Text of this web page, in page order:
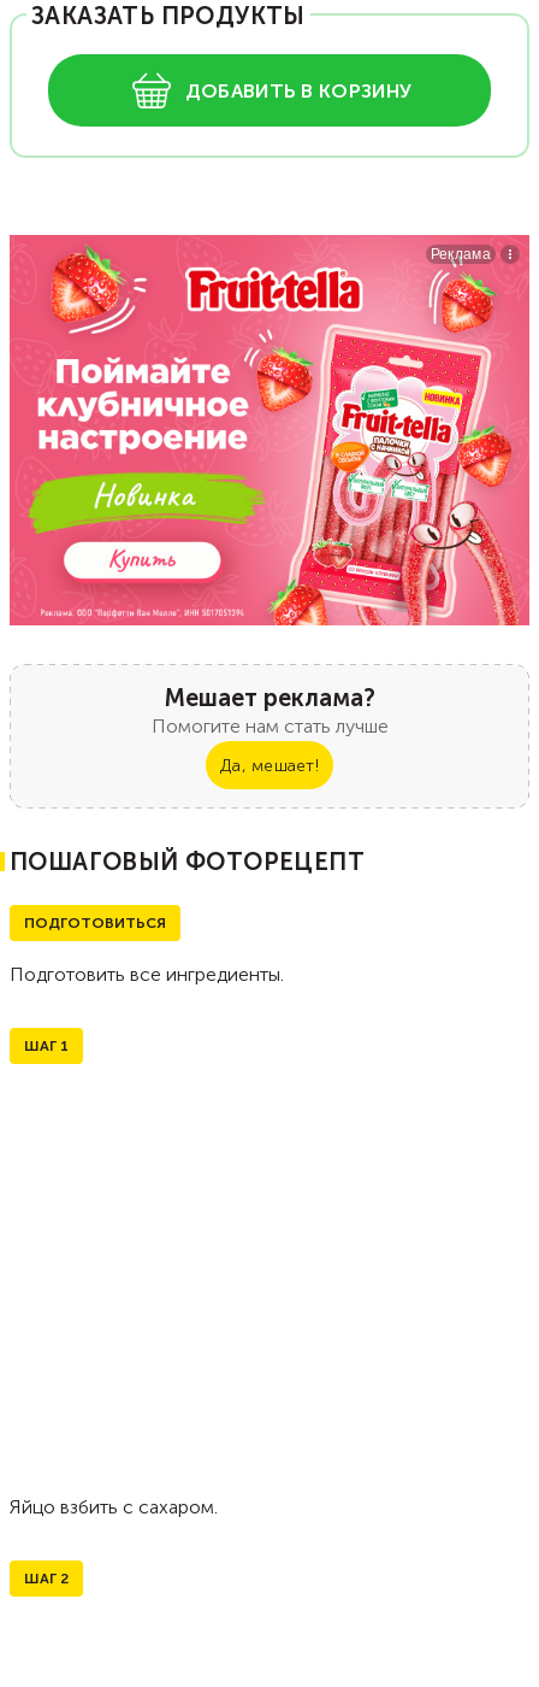
ЗАКАЗАТЬ ПРОДУКТЫ
ДОБАВИТЬ В КОРЗИНУ
Мешает реклама?
Помогите нам стать лучше
Да, мешает!
ПОШАГОВЫЙ ФОТОРЕЦЕПТ
ПОДГОТОВИТЬСЯ
Подготовить все ингредиенты.
ШАГ 1
Яйцо взбить с сахаром.
ШАГ 2